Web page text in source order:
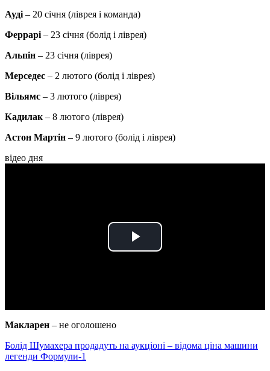
Ауді– 20 січня (ліврея і команда)
Феррарі– 23 січня (болід і ліврея)
Альпін – 23 січня (ліврея)
Мерседес – 2 лютого (болід і ліврея)
Вільямс – 3 лютого (ліврея)
Кадилак– 8 лютого (ліврея)
Астон Мартін – 9 лютого (болід і ліврея)
відео дня
Play
Макларен – не оголошено
Болід Шумахера продадуть на аукціоні – відома ціна машини
легенди Формули-1